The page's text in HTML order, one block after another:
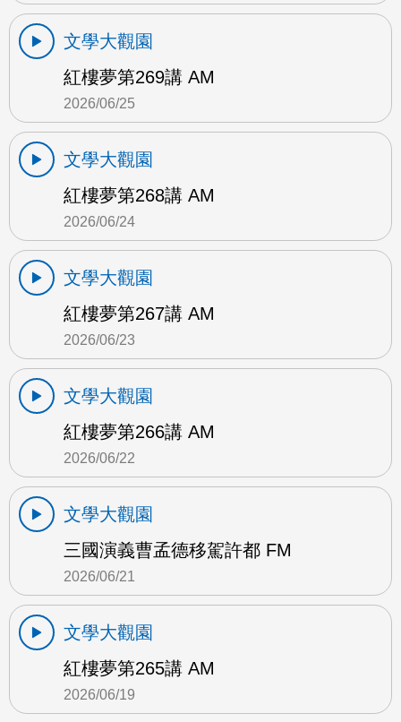
文學大觀園
紅樓夢第269講 AM
2026/06/25
文學大觀園
紅樓夢第268講 AM
2026/06/24
文學大觀園
紅樓夢第267講 AM
2026/06/23
文學大觀園
紅樓夢第266講 AM
2026/06/22
文學大觀園
三國演義曹孟德移駕許都 FM
2026/06/21
文學大觀園
紅樓夢第265講 AM
2026/06/19